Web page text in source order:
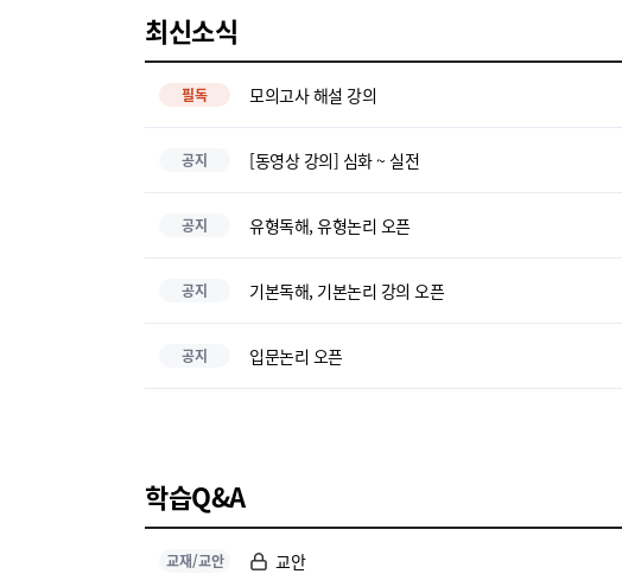
최신소식
필독 모의고사 해설 강의
공지 [동영상 강의] 심화 ~ 실전
공지 유형독해, 유형논리 오픈
공지 기본독해, 기본논리 강의 오픈
공지 입문논리 오픈
학습Q&A
교재/교안 교안